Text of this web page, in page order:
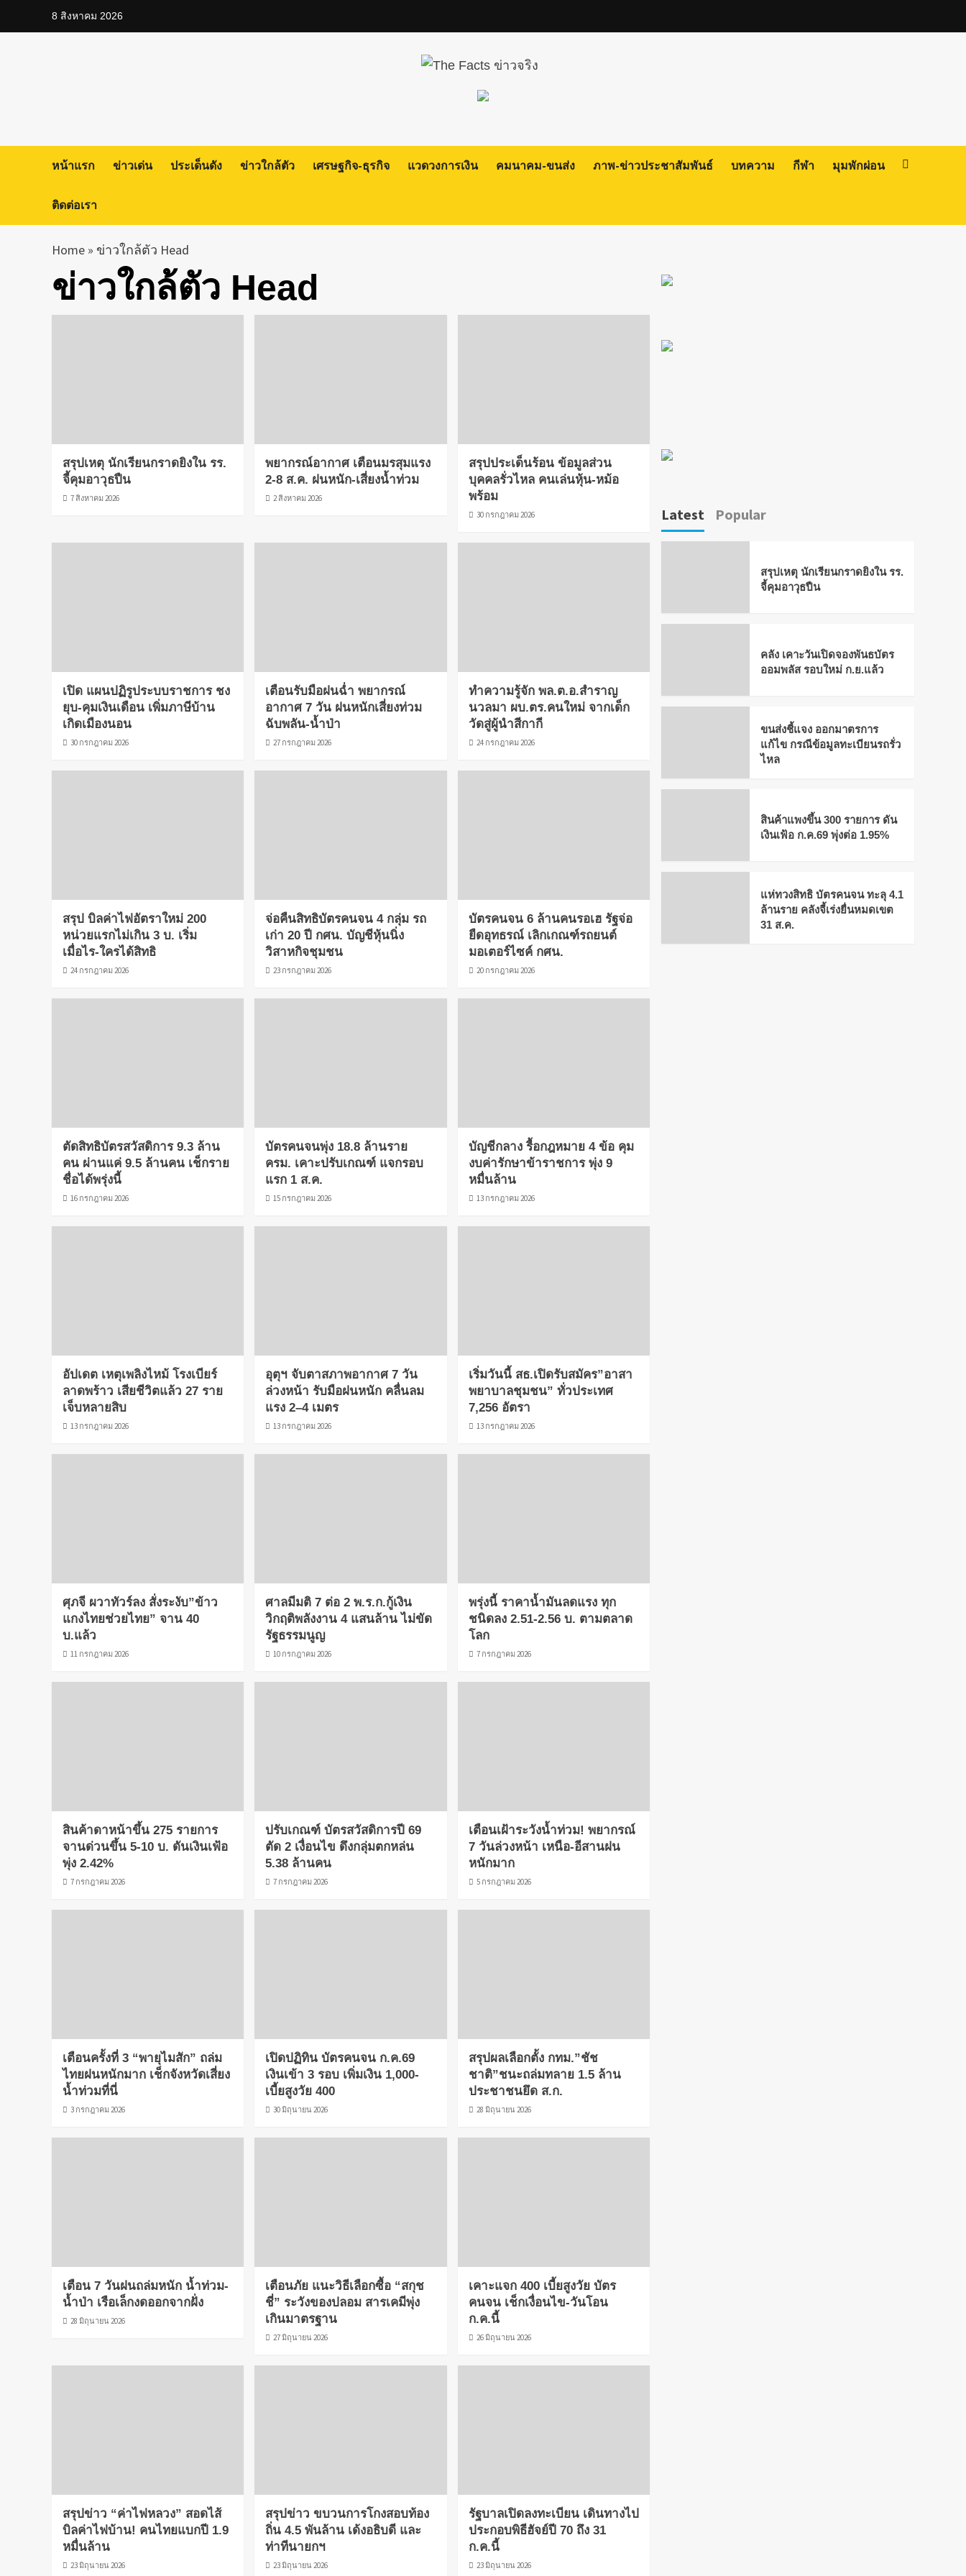
to
8 สิงหาคม 2026
หน้าแรก ข่าวเด่น ประเด็นดัง ข่าวใกล้ตัว เศรษฐกิจ-ธุรกิจ แวดวงการเงิน คมนาคม-ขนส่ง ภาพ-ข่าวประชาสัมพันธ์ บทความ กีฬา มุมพักผ่อน
ติดต่อเรา
Home » ข่าวใกล้ตัว Head
ข่าวใกล้ตัว Head
สรุปเหตุ นักเรียนกราดยิงใน รร.
จี้คุมอาวุธปืน
7 สิงหาคม 2026
พยากรณ์อากาศ เตือนมรสุมแรง
2-8 ส.ค. ฝนหนัก-เสี่ยงน้ำท่วม
2 สิงหาคม 2026
สรุปประเด็นร้อน ข้อมูลส่วน
บุคคลรั่วไหล คนเล่นหุ้น-หม้อ
พร้อม
30 กรกฎาคม 2026
เปิด แผนปฏิรูประบบราชการ ชง
ยุบ-คุมเงินเดือน เพิ่มภาษีบ้าน
เกิดเมืองนอน
30 กรกฎาคม 2026
เตือนรับมือฝนฉ่ำ พยากรณ์
อากาศ 7 วัน ฝนหนักเสี่ยงท่วม
ฉับพลัน-น้ำป่า
27 กรกฎาคม 2026
ทำความรู้จัก พล.ต.อ.สำราญ
นวลมา ผบ.ตร.คนใหม่ จากเด็ก
วัดสู่ผู้นำสีกากี
24 กรกฎาคม 2026
สรุป บิลค่าไฟอัตราใหม่ 200
หน่วยแรกไม่เกิน 3 บ. เริ่ม
เมื่อไร-ใครได้สิทธิ
24 กรกฎาคม 2026
จ่อคืนสิทธิบัตรคนจน 4 กลุ่ม รถ
เก่า 20 ปี กศน. บัญชีหุ้นนิ่ง
วิสาหกิจชุมชน
23 กรกฎาคม 2026
บัตรคนจน 6 ล้านคนรอเฮ รัฐจ่อ
ยืดอุทธรณ์ เลิกเกณฑ์รถยนต์
มอเตอร์ไซค์ กศน.
20 กรกฎาคม 2026
ตัดสิทธิบัตรสวัสดิการ 9.3 ล้าน
คน ผ่านแค่ 9.5 ล้านคน เช็กราย
ชื่อได้พรุ่งนี้
16 กรกฎาคม 2026
บัตรคนจนพุ่ง 18.8 ล้านราย
ครม. เคาะปรับเกณฑ์ แจกรอบ
แรก 1 ส.ค.
15 กรกฎาคม 2026
บัญชีกลาง รื้อกฎหมาย 4 ข้อ คุม
งบค่ารักษาข้าราชการ พุ่ง 9
หมื่นล้าน
13 กรกฎาคม 2026
อัปเดต เหตุเพลิงไหม้ โรงเบียร์
ลาดพร้าว เสียชีวิตแล้ว 27 ราย
เจ็บหลายสิบ
13 กรกฎาคม 2026
อุตุฯ จับตาสภาพอากาศ 7 วัน
ล่วงหน้า รับมือฝนหนัก คลื่นลม
แรง 2–4 เมตร
13 กรกฎาคม 2026
เริ่มวันนี้ สธ.เปิดรับสมัคร”อาสา
พยาบาลชุมชน” ทั่วประเทศ
7,256 อัตรา
13 กรกฎาคม 2026
ศุภจี ผวาทัวร์ลง สั่งระงับ”ข้าว
แกงไทยช่วยไทย” จาน 40
บ.แล้ว
11 กรกฎาคม 2026
ศาลมีมติ 7 ต่อ 2 พ.ร.ก.กู้เงิน
วิกฤติพลังงาน 4 แสนล้าน ไม่ขัด
รัฐธรรมนูญ
10 กรกฎาคม 2026
พรุ่งนี้ ราคาน้ำมันลดแรง ทุก
ชนิดลง 2.51-2.56 บ. ตามตลาด
โลก
7 กรกฎาคม 2026
สินค้าดาหน้าขึ้น 275 รายการ
จานด่วนขึ้น 5-10 บ. ดันเงินเฟ้อ
พุ่ง 2.42%
7 กรกฎาคม 2026
ปรับเกณฑ์ บัตรสวัสดิการปี 69
ตัด 2 เงื่อนไข ดึงกลุ่มตกหล่น
5.38 ล้านคน
7 กรกฎาคม 2026
เตือนเฝ้าระวังน้ำท่วม! พยากรณ์
7 วันล่วงหน้า เหนือ-อีสานฝน
หนักมาก
5 กรกฎาคม 2026
เตือนครั้งที่ 3 “พายุไมสัก” ถล่ม
ไทยฝนหนักมาก เช็กจังหวัดเสี่ยง
น้ำท่วมที่นี่
3 กรกฎาคม 2026
เปิดปฏิทิน บัตรคนจน ก.ค.69
เงินเข้า 3 รอบ เพิ่มเงิน 1,000-
เบี้ยสูงวัย 400
30 มิถุนายน 2026
สรุปผลเลือกตั้ง กทม.”ชัช
ชาติ”ชนะถล่มทลาย 1.5 ล้าน
ประชาชนยึด ส.ก.
28 มิถุนายน 2026
เตือน 7 วันฝนถล่มหนัก น้ำท่วม-
น้ำป่า เรือเล็กงดออกจากฝั่ง
28 มิถุนายน 2026
เตือนภัย แนะวิธีเลือกซื้อ “สกุช
ชี่” ระวังของปลอม สารเคมีพุ่ง
เกินมาตรฐาน
27 มิถุนายน 2026
เคาะแจก 400 เบี้ยสูงวัย บัตร
คนจน เช็กเงื่อนไข-วันโอน
ก.ค.นี้
26 มิถุนายน 2026
สรุปข่าว “ค่าไฟหลวง” สอดไส้
บิลค่าไฟบ้าน! คนไทยแบกปี 1.9
หมื่นล้าน
23 มิถุนายน 2026
สรุปข่าว ขบวนการโกงสอบท้อง
ถิ่น 4.5 พันล้าน เด้งอธิบดี และ
ท่าทีนายกฯ
23 มิถุนายน 2026
รัฐบาลเปิดลงทะเบียน เดินทางไป
ประกอบพิธีฮัจย์ปี 70 ถึง 31
ก.ค.นี้
23 มิถุนายน 2026
Latest Popular
สรุปเหตุ นักเรียนกราดยิงใน รร.
จี้คุมอาวุธปืน
คลัง เคาะวันเปิดจองพันธบัตร
ออมพลัส รอบใหม่ ก.ย.แล้ว
ขนส่งชี้แจง ออกมาตรการ
แก้ไข กรณีข้อมูลทะเบียนรถรั่ว
ไหล
สินค้าแพงขึ้น 300 รายการ ดัน
เงินเฟ้อ ก.ค.69 พุ่งต่อ 1.95%
แห่ทวงสิทธิ บัตรคนจน ทะลุ 4.1
ล้านราย คลังจี้เร่งยื่นหมดเขต
31 ส.ค.